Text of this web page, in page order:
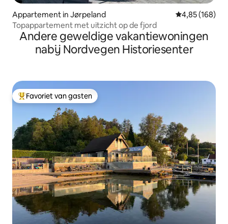
Appartement in Jørpeland Gemiddelde
4,85 (168)
Topappartement met uitzicht op de fjord
Andere geweldige vakantiewoningen
nabij Nordvegen Historiesenter
Topfavoriet van gasten
Favoriet van gasten